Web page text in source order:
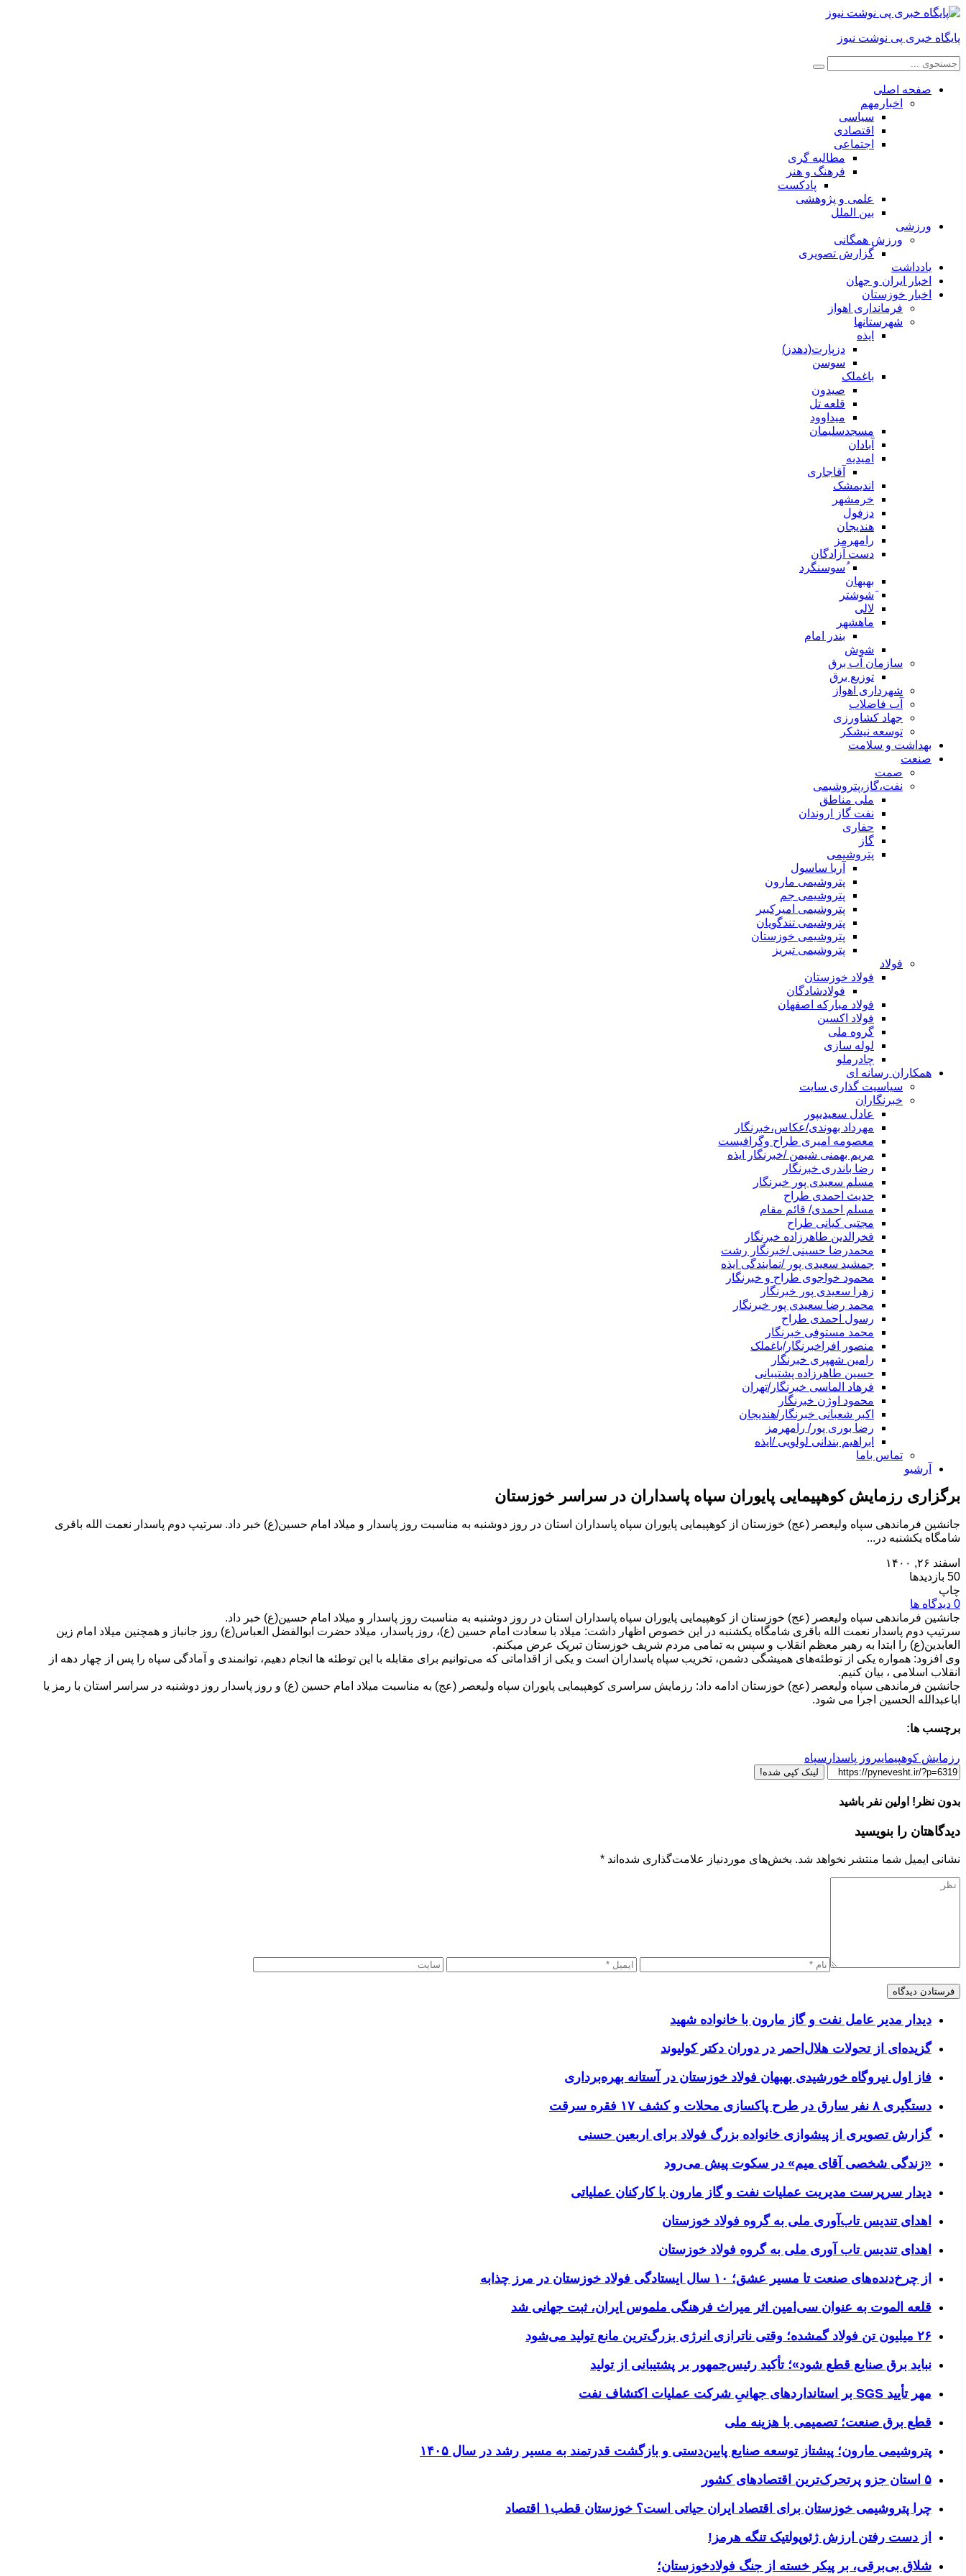
پایگاه خبری پی نوشت نیوز
صفحه اصلی
اخبارمهم
سیاسی
اقتصادی
اجتماعی
مطالبه گری
فرهنگ و هنر
پادکست
علمی و پژوهشی
بین الملل
ورزشی
ورزش همگانی
گزارش تصویری
یادداشت
اخبار ایران و جهان
اخبار خوزستان
فرمانداری اهواز
شهرستانها
ایذه
دزپارت(دهدز)
سوسن
باغملک
صیدون
قلعه تل
میداوود
مسجدسلیمان
آبادان
امیدیه
آقاجاری
اندیمشک
خرمشهر
دزفول
هندیجان
رامهرمز
دست آزادگان
ُسوسنگرد
بهبهان
َشوشتر
لالی
ماهشهر
بندر امام
شوش
سازمان آب برق
توزیع برق
شهرداری اهواز
آب فاضلاب
جهاد کشاورزی
توسعه نیشکر
بهداشت و سلامت
صنعت
صمت
نفت،گاز،پتروشیمی
ملی مناطق
نفت گاز اروندان
حفاری
گاز
پتروشیمی
آریا ساسول
پتروشیمی مارون
پتروشیمی جم
پتروشیمی امیرکبیر
پتروشیمی تندگویان
پتروشیمی خوزستان
پتروشیمی تبریز
فولاد
فولاد خوزستان
فولادشادگان
فولاد مبارکه اصفهان
فولاد اکسین
گروه ملی
لوله سازی
چادرملو
همکاران رسانه ای
سیاسیت گذاری سایت
خبرنگاران
عادل سعیدیپور
مهرداد بهوندی/عکاس،خبرنگار
معصومه امیری طراح وگرافیست
مریم بهمنی شیمن /خبرنگار ایذه
رضا باندری خبرنگار
مسلم سعیدی پور خبرنگار
حدیث احمدی طراح
مسلم احمدی/ قائم مقام
مجتبی کیانی طراح
فخرالدین طاهرزاده خبرنگار
محمدرضا حسینی /خبرنگار رشت
جمشید سعیدی پور /نمایندگی ایذه
محمود خواجوی طراح و خبرنگار
زهرا سعیدی پور خبرنگار
محمد رضا سعیدی پور خبرنگار
رسول احمدی طراح
محمد مستوفی خبرنگار
منصور افراخبرنگار/باغملک
رامین شهپری خبرنگار
حسین طاهرزاده پشتیبانی
فرهاد الماسی خبرنگار/تهران
محمود اوژن خبرنگار
اکبر شعبانی خبرنگار/هندیجان
رضا بوری پور/ رامهرمز
ابراهیم بندانی لولویی /ایذه
تماس باما
آرشیو
برگزاری رزمایش کوهپیمایی پایوران سپاه پاسداران در سراسر خوزستان
جانشین فرماندهی سپاه ولیعصر (عج) خوزستان از کوهپیمایی پایوران سپاه پاسداران استان در روز دوشنبه به مناسبت روز پاسدار و میلاد امام حسین(ع) خبر داد. سرتیپ دوم پاسدار نعمت الله باقری
شامگاه یکشنبه در...
اسفند ۲۶, ۱۴۰۰
50 بازدیدها
چاپ
0 دیدگاه ها
جانشین فرماندهی سپاه ولیعصر (عج) خوزستان از کوهپیمایی پایوران سپاه پاسداران استان در روز دوشنبه به مناسبت روز پاسدار و میلاد امام حسین(ع) خبر داد.
سرتیپ دوم پاسدار نعمت الله باقری شامگاه یکشنبه در این خصوص اظهار داشت: میلاد با سعادت امام حسین (ع)، روز پاسدار، میلاد حضرت ابوالفضل العباس(ع) روز جانباز و همچنین میلاد امام زین
العابدین(ع) را ابتدا به رهبر معظم انقلاب و سپس به تمامی مردم شریف خوزستان تبریک عرض میکنم.
وی افزود: همواره یکی از توطئه‌های همیشگی دشمن، تخریب سپاه پاسداران است و یکی از اقداماتی که می‌توانیم برای مقابله با این توطئه ها انجام دهیم، توانمندی‌ و آمادگی سپاه را پس از چهار دهه از
انقلاب اسلامی ، بیان کنیم.
جانشین فرماندهی سپاه ولیعصر (عج) خوزستان ادامه داد: رزمایش سراسری کوهپیمایی پایوران سپاه ولیعصر (عج) به مناسبت میلاد امام حسین (ع) و روز پاسدار روز دوشنبه در سراسر استان با رمز یا
اباعبدالله الحسین اجرا می شود.
برچسب ها:
رزمایش کوهپیماییروز پاسدار سپاه
لینک کپی شده!
بدون نظر! اولین نفر باشید
دیدگاهتان را بنویسید
نشانی ایمیل شما منتشر نخواهد شد. بخش‌های موردنیاز علامت‌گذاری شده‌اند *
دیدار مدیر عامل نفت و گاز مارون با خانواده شهید
گزیده‌ای از تحولات هلال‌احمر در دوران دکتر کولیوند
فاز اول نیروگاه خورشیدی بهبهان فولاد خوزستان در آستانه بهره‌برداری
دستگیری ۸ نفر سارق در طرح پاکسازی محلات و کشف ۱۷ فقره سرقت
گزارش تصویری از پیشوازی خانواده بزرگ فولاد برای اربعین حسنی
«زندگی شخصی آقای میم» در سکوت پیش می‌رود
دیدار سرپرست مدیریت عملیات نفت و گاز مارون با کارکنان عملیاتی
اهدای تندیس تاب‌آوری ملی به گروه فولاد خوزستان
اهدای تندیس تاب آوری ملی به گروه فولاد خوزستان
از چرخ‌دنده‌های صنعت تا مسیر عشق؛ ۱۰ سال ایستادگی فولاد خوزستان در مرز چذابه
قلعه الموت به عنوان سی‌امین اثر میراث‌ فرهنگی ملموس ایران، ثبت جهانی شد
۲۶ میلیون تن فولاد گمشده؛ وقتی ناترازی انرژی بزرگ‌ترین مانع تولید می‌شود
نباید برق صنایع قطع شود»؛ تأکید رئیس‌جمهور بر پشتیبانی از تولید
مهر تأیید SGS بر استانداردهای جهانیِ شرکت عملیات اکتشاف نفت
قطع برق صنعت؛ تصمیمی با هزینه ملی
پتروشیمی مارون؛ پیشتاز توسعه صنایع پایین‌دستی و بازگشت قدرتمند به مسیر رشد در سال ۱۴۰۵
۵ استان جزو پرتحرک‌ترین اقتصاد‌های کشور
چرا پتروشیمی خوزستان برای اقتصاد ایران حیاتی است؟ خوزستان قطب۱ اقتصاد
از دست رفتن ارزش ژئوپولتیک تنگه هرمز!
شلاق‌ بی‌برقی، بر پیکر خسته‌ از جنگ فولادخوزستان؛